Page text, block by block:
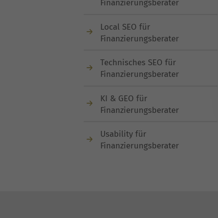
Finanzierungsberater
Local SEO für
Finanzierungsberater
Technisches SEO für
Finanzierungsberater
KI & GEO für
Finanzierungsberater
Usability für
Finanzierungsberater